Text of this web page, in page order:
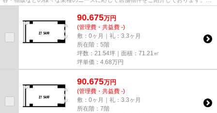
尚、弊社ではおとり広告は一切...
90.675万円
(管理費・共益費 -)
敷：0ヶ月｜礼：3.3ヶ月
所在階：5階
坪数：21.54坪｜面積：71.21㎡
坪単価： 4.68万円
90.675万円
(管理費・共益費 -)
敷：0ヶ月｜礼：3.3ヶ月
所在階：7階